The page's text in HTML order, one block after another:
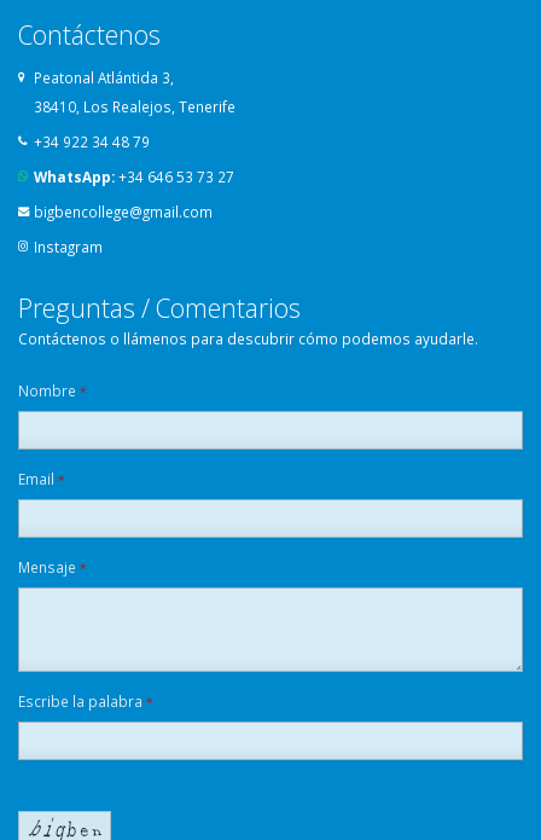
Contáctenos
Peatonal Atlántida 3,
38410, Los Realejos, Tenerife
+34 922 34 48 79
WhatsApp:+34 646 53 73 27
bigbencollege@gmail.com
Instagram
Preguntas / Comentarios
Contáctenos o llámenos para descubrir cómo podemos ayudarle.
Nombre *
Email *
Mensaje *
Escribe la palabra *